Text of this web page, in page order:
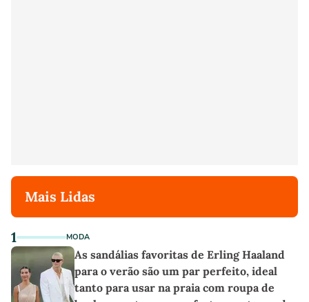
Mais Lidas
1 MODA
As sandálias favoritas de Erling Haaland
para o verão são um par perfeito, ideal
tanto para usar na praia com roupa de